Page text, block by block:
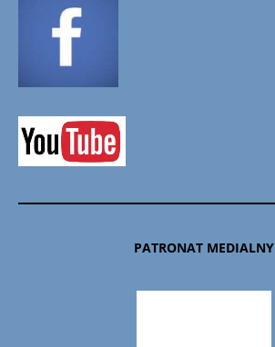
PATRONAT MEDIALNY